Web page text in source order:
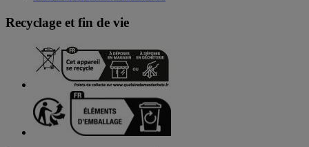
Recyclage et fin de vie